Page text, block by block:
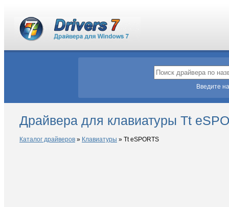
Введите
Драйвера для клавиатуры Tt
Каталог драйверов » Клавиатуры » Tt eSPORTS